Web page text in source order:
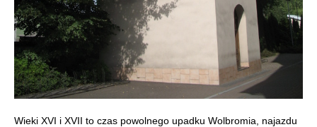
Wieki XVI i XVII to czas powolnego upadku Wolbromia, najazdu